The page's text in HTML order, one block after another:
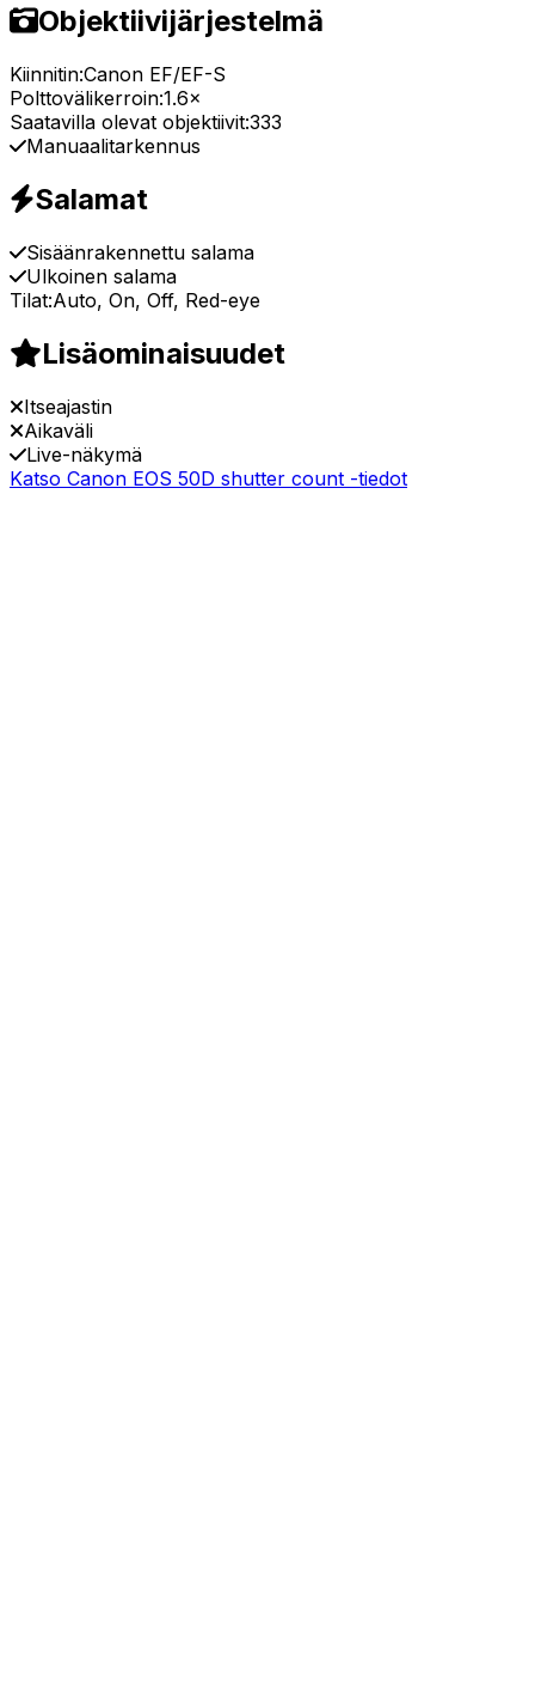
Objektiivijärjestelmä
Kiinnitin:Canon EF/EF-S
Polttovälikerroin:1.6×
Saatavilla olevat objektiivit:333
Manuaalitarkennus
Salamat
Sisäänrakennettu salama
Ulkoinen salama
Tilat:Auto, On, Off, Red-eye
Lisäominaisuudet
Itseajastin
Aikaväli
Live-näkymä
Katso Canon EOS 50D shutter count -tiedot